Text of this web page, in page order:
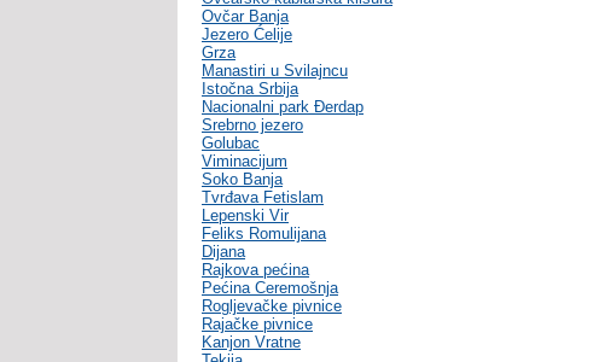
Ovčar Banja
Jezero Ćelije
Grza
Manastiri u Svilajncu
Istočna Srbija
Nacionalni park Đerdap
Srebrno jezero
Golubac
Viminacijum
Soko Banja
Tvrđava Fetislam
Lepenski Vir
Feliks Romulijana
Dijana
Rajkova pećina
Pećina Ceremošnja
Rogljevačke pivnice
Rajačke pivnice
Kanjon Vratne